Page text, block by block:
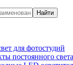
для фотостудий
постоянного света